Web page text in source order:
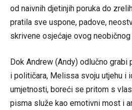
od naivnih djetinjih poruka do
pratila sve uspone, padove,
skrivene osjećaje ovog neobičnog
Dok Andrew (Andy) odlučno grabi
i političara, Melissa svoju utjehu i
umjetnosti, boreći se pritom s
pisma služe kao emotivni most i